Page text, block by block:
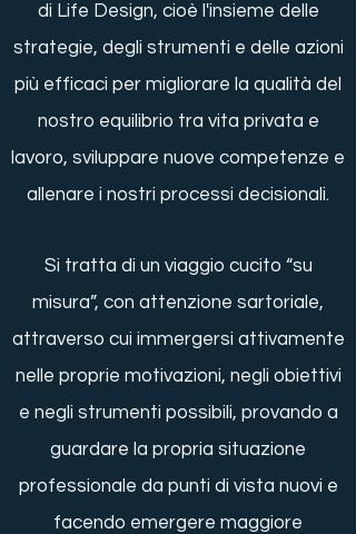
di Life Design, cioè l'insieme delle
strategie, degli strumenti e delle azioni
più efficaci per migliorare la qualità del
nostro equilibrio tra vita privata e
lavoro, sviluppare nuove competenze e
allenare i nostri processi decisionali.
Si tratta di un viaggio cucito “su
misura”, con attenzione sartoriale,
attraverso cui immergersi attivamente
nelle proprie motivazioni, negli obiettivi
e negli strumenti possibili, provando a
guardare la propria situazione
professionale da punti di vista nuovi e
facendo emergere maggiore